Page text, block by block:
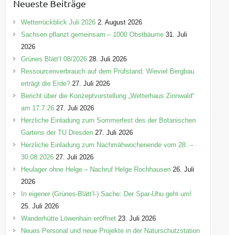
g
o
r
e
n
Neueste Beiträge
Wetterrückblick Juli 2026 2. August 2026
Sachsen pflanzt gemeinsam – 1000 Obstbäume 31. Juli
2026
Grünes Blätt’l 08/2026 28. Juli 2026
Ressourcenverbrauch auf dem Prüfstand: Wieviel Bergbau
erträgt die Erde? 27. Juli 2026
Bericht über die Konzeptvorstellung „Wetterhaus Zinnwald“
am 17.7.26 27. Juli 2026
Herzliche Einladung zum Sommerfest des der Botanischen
Gartens der TU Dresden 27. Juli 2026
Herzliche Einladung zum Nachmähwochenende vom 28. –
30.08.2026 27. Juli 2026
Heulager ohne Helge – Nachruf Helge Rochhausen 26. Juli
2026
In eigener (Grünes-Blätt’l-) Sache: Der Spar-Uhu geht um!
25. Juli 2026
Wanderhütte Löwenhain eröffnet 23. Juli 2026
Neues Personal und neue Projekte in der Naturschutzstation